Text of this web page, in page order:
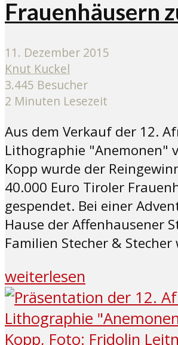
Frauenhäusern
11. Dezember 2015
Knut Kuckel
3.445 Besucher
2 Minuten Lesezeit
Aus dem Verkauf der 12.
Lithographie "Anemonen"
Kopp wurde der
40.000 Euro Tiroler
gespendet. Bei einer
Hause der Affenhausener
Familien Stecher &
weiterlesen